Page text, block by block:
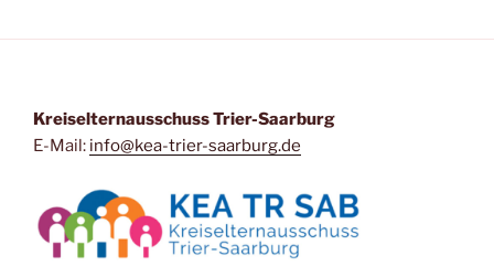
Kreiselternausschuss Trier-Saarburg
E-Mail: info@kea-trier-saarburg.de